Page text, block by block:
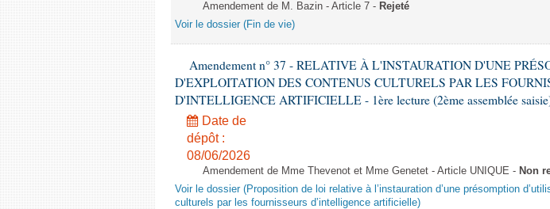
Amendement de M. Bazin - Article 7 - Rejeté
Voir le dossier (Fin de vie)
Amendement n° 37 - RELATIVE À L'INSTAURATION D'UNE
D'EXPLOITATION DES CONTENUS CULTURELS PAR LES
D'INTELLIGENCE ARTIFICIELLE - 1ère lecture (2ème assemblée
Date de
dépôt :
08/06/2026
Amendement de Mme Thevenot et Mme Genetet - Article UNIQUE - Non
Voir le dossier (Proposition de loi relative à l’instauration d’une présomption
culturels par les fournisseurs d’intelligence artificielle)